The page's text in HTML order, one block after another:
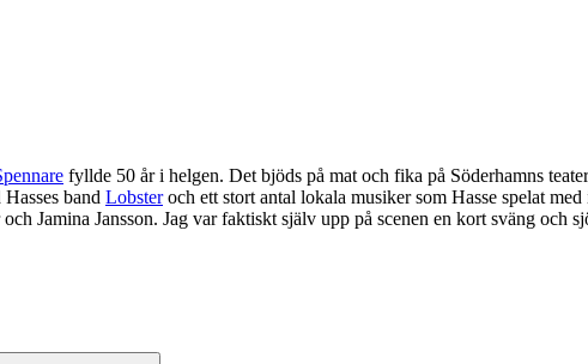
fyllde 50 år i helgen. Det bjöds på mat och fika på Söderhamns
band Lobsteroch ett stort antal lokala musiker som Hasse spelat
Jamina Jansson. Jag var faktiskt själv upp på scenen en kort sväng och